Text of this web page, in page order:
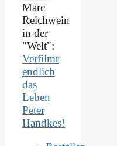
Marc
Reichwein
in der
"Welt":
Verfilmt
endlich
das
Leben
Peter
Handkes!